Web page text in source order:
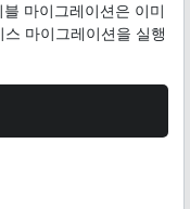
블 마이그레이션은 이미
마이그레이션을 실행